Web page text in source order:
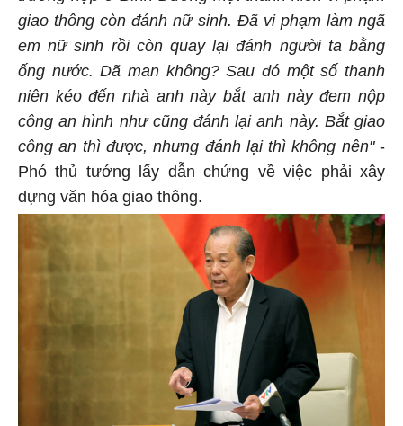
giao thông còn đánh nữ sinh. Đã vi phạm làm ngã
em nữ sinh rồi còn quay lại đánh người ta bằng
ống nước. Dã man không?Sau đó một số thanh
niên kéo đến nhà anh này bắt anh này đem nộp
công an hình như cũng đánh lại anh này. Bắt giao
công an thì được, nhưng đánh lại thì không nên"-
Phó thủ tướng lấy dẫn chứng về việc phải xây
dựng văn hóa giao thông.